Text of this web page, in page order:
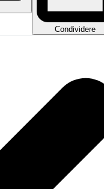
Condividere